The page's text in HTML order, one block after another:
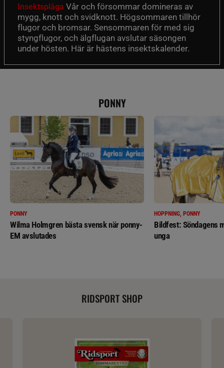
Insektsplåga Vår och försommar domineras av
mygg, knott och svidknott. Högsommaren tillhör
flugor och bromsar. Sensommaren för med sig
styngflugor, och älgflugan avslutar säsongen
under hösten. Här är hästens insektskalender.
PONNY
PONNY
Wilma Holmgren bästa svensk när ponny-
EM avslutades
HOPPNING, PONNY
Bildfest: Söndagens
unga
RIDSPORT SHOP